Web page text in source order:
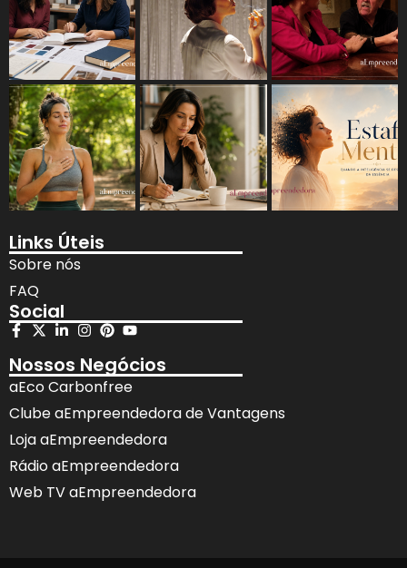
Links Úteis
Sobre nós
FAQ
Social
Nossos Negócios
aEco Carbonfree
Clube aEmpreendedora de Vantagens
Loja aEmpreendedora
Rádio aEmpreendedora
Web TV aEmpreendedora